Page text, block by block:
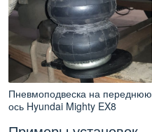
Пневмоподвеска на переднюю
ось Hyundai Mighty EX8